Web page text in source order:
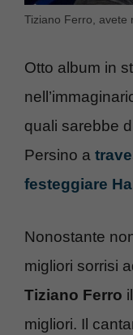
Tiziano Ferro, avete
Otto album in
quali sarebbe
Persino a
festeggiare
Nonostante
migliori sorrisi
Tiziano Ferro
migliori. Il